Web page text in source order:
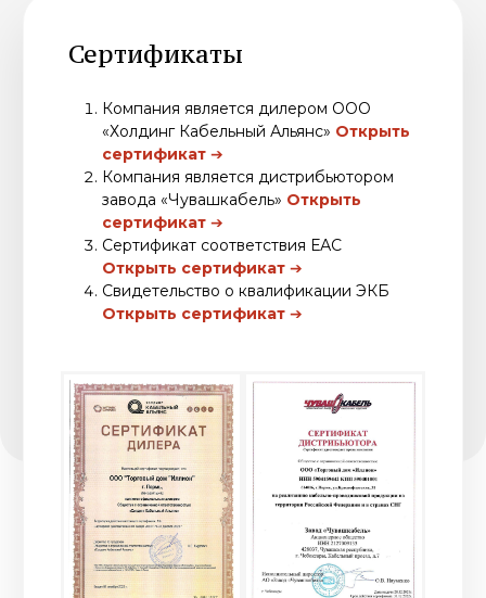
Контакты
+7 (342) 241-29-80
+7 (342) 235-27-11
г. Пермь, ул. Краснофлотская, 31
Склад
+7 (342) 274-07-74
614112, г. Пермь, ул. Репина, 113Б